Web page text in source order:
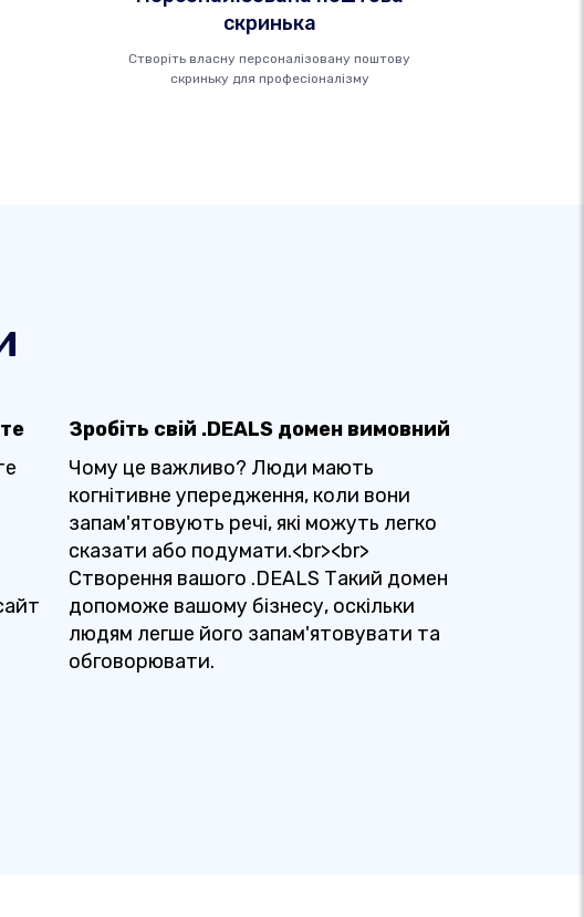
скринька
Створіть власну персоналізовану поштову
скриньку для професіоналізму
Зробіть свій .DEALS домен вимовний
Чому це важливо? Люди мають
когнітивне упередження, коли вони
запам'ятовують речі, які можуть легко
сказати або подумати.<br><br>
Створення вашого .DEALS Такий домен
допоможе вашому бізнесу, оскільки
людям легше його запам'ятовувати та
обговорювати.